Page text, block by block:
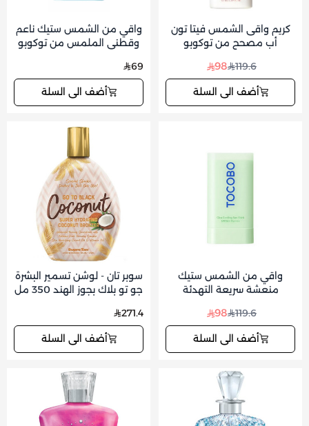
كريم واقى الشمس فيتا تون
أب مصحح من توكوبو
119.6
98
أضف الى السلة
واقي من الشمس ستيك ناعم
وقطنى الملمس من توكوبو
69
أضف الى السلة
واقي من الشمس ستيك
منعشة سريعة التهدئة
119.6
98
أضف الى السلة
سوبر تان - لوشن تسمير البشرة
جو تو بلاك بجوز الهند 350 مل
271.4
أضف الى السلة